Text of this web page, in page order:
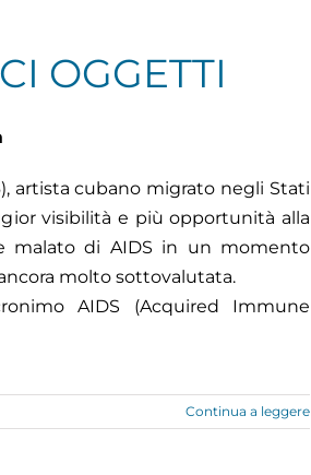
OGGETTI
artista cubano migrato negli Stati
visibilità e più opportunità alla
malato di AIDS in un momento
molto sottovalutata.
AIDS (Acquired Immune
Continua a leggere